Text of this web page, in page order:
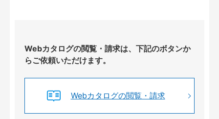
Webカタログの閲覧・請求は、下記のボタンか
らご依頼いただけます。
Webカタログの閲覧・請求